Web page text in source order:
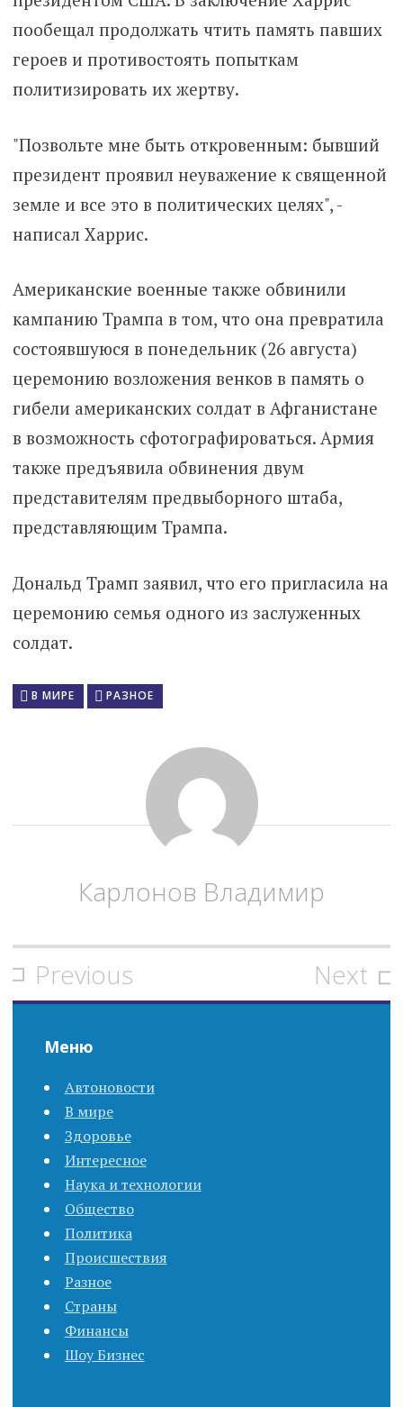
пообещал продолжать чтить память павших
героев и противостоять попыткам
политизировать их жертву.
"Позвольте мне быть откровенным: бывший
президент проявил неуважение к священной
земле и все это в политических целях", -
написал Харрис.
Американские военные также обвинили
кампанию Трампа в том, что она превратила
состоявшуюся в понедельник (26 августа)
церемонию возложения венков в память о
гибели американских солдат в Афганистане
в возможность сфотографироваться. Армия
также предъявила обвинения двум
представителям предвыборного штаба,
представляющим Трампа.
Дональд Трамп заявил, что его пригласила на
церемонию семья одного из заслуженных
солдат.
В МИРЕ РАЗНОЕ
Карлонов Владимир
P Previous Next
Меню
Автоновости
В мире
Здоровье
Интересное
Наука и технологии
Общество
Политика
Происшествия
Разное
Страны
Финансы
Шоу Бизнес